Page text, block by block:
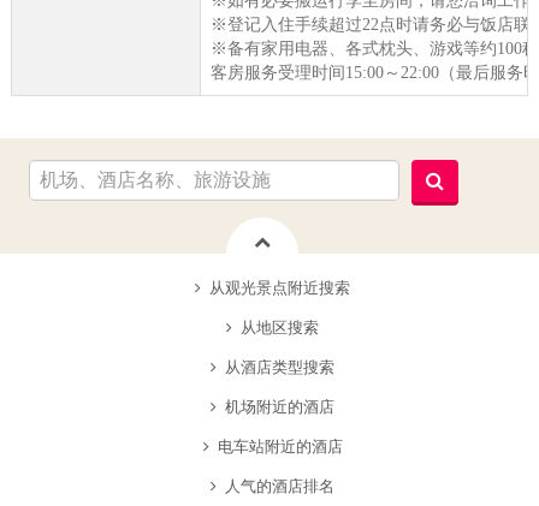
※登记入住手续超过22点时请务必与饭店联
※备有家用电器、各式枕头、游戏等约100
客房服务受理时间15:00～22:00（最后服务
从观光景点附近搜索
从地区搜索
从酒店类型搜索
机场附近的酒店
电车站附近的酒店
人气的酒店排名